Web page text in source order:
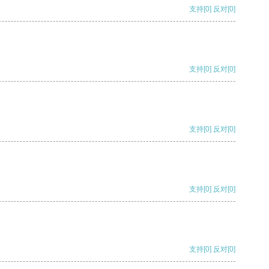
支持[0] 反对[0]
支持[0] 反对[0]
支持[0] 反对[0]
支持[0] 反对[0]
支持[0] 反对[0]